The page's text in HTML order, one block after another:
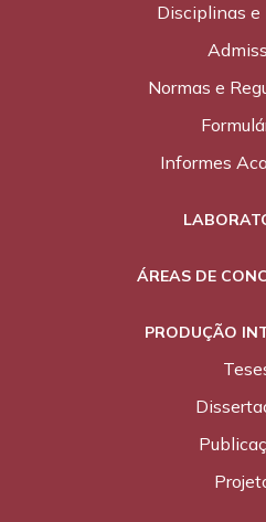
Disciplinas e
Normas e
Informes
ÁREAS DE
PRODUÇÃO